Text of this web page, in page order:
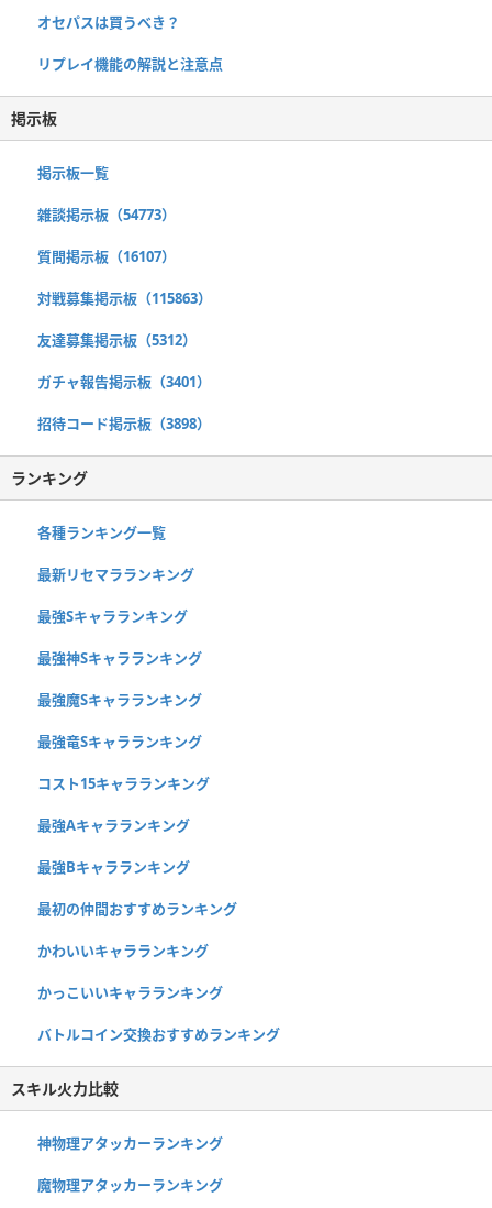
オセパスは買うべき？
リプレイ機能の解説と注意点
掲示板
掲示板一覧
雑談掲示板（54773）
質問掲示板（16107）
対戦募集掲示板（115863）
友達募集掲示板（5312）
ガチャ報告掲示板（3401）
招待コード掲示板（3898）
ランキング
各種ランキング一覧
最新リセマラランキング
最強Sキャラランキング
最強神Sキャラランキング
最強魔Sキャラランキング
最強竜Sキャラランキング
コスト15キャラランキング
最強Aキャラランキング
最強Bキャラランキング
最初の仲間おすすめランキング
かわいいキャラランキング
かっこいいキャラランキング
バトルコイン交換おすすめランキング
スキル火力比較
神物理アタッカーランキング
魔物理アタッカーランキング